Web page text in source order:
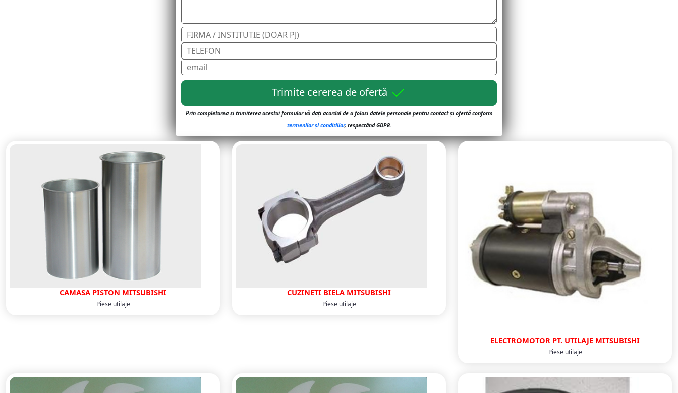
Trimite cererea de ofertă
Prin completarea și trimiterea acestui formular vă dați acordul de a folosi datele personale pentru contact și ofertă conform
termenilor și conditiilor, respectând GDPR.
CAMASA PISTON MITSUBISHI
Piese utilaje
CUZINETI BIELA MITSUBISHI
Piese utilaje
ELECTROMOTOR PT. UTILAJE MITSUBISHI
Piese utilaje